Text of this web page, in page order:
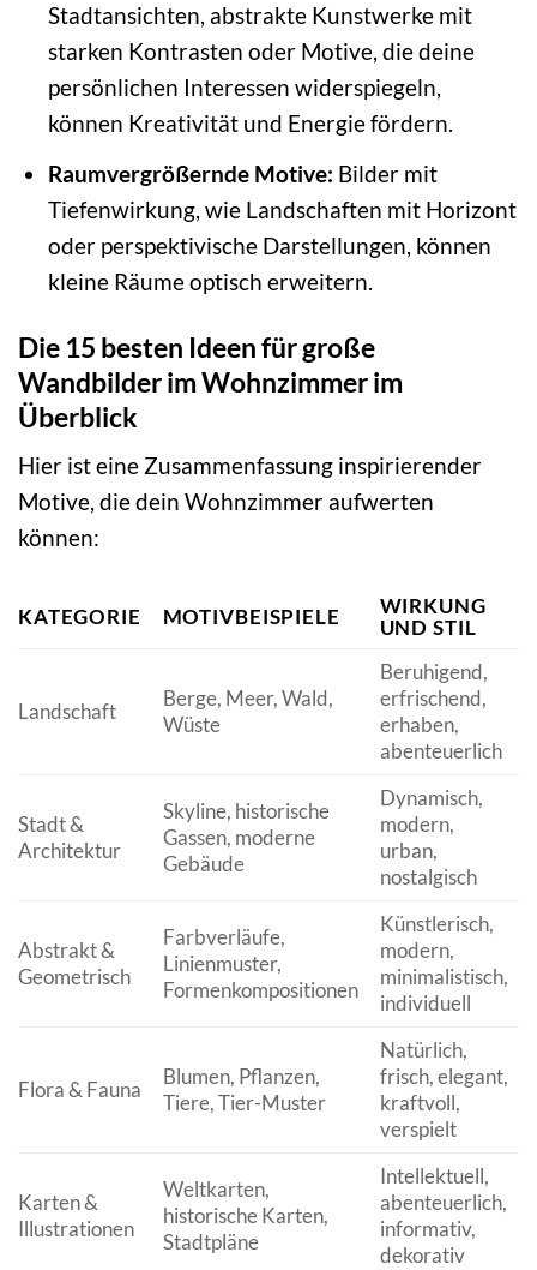
Stadtansichten, abstrakte Kunstwerke mit
starken Kontrasten oder Motive, die deine
persönlichen Interessen widerspiegeln,
können Kreativität und Energie fördern.
Raumvergrößernde Motive: Bilder mit
Tiefenwirkung, wie Landschaften mit Horizont
oder perspektivische Darstellungen, können
kleine Räume optisch erweitern.
Die 15 besten Ideen für große
Wandbilder im Wohnzimmer im
Überblick
Hier ist eine Zusammenfassung inspirierender
Motive, die dein Wohnzimmer aufwerten
können:
KATEGORIE MOTIVBEISPIELE
WIRKUNG
UND STIL
Landschaft
Berge, Meer, Wald,
Wüste
Beruhigend,
erfrischend,
erhaben,
abenteuerlich
Stadt &
Architektur
Skyline, historische
Gassen, moderne
Gebäude
Dynamisch,
modern,
urban,
nostalgisch
Abstrakt &
Geometrisch
Farbverläufe,
Linienmuster,
Formenkompositionen
Künstlerisch,
modern,
minimalistisch,
individuell
Flora & Fauna
Blumen, Pflanzen,
Tiere, Tier-Muster
Natürlich,
frisch, elegant,
kraftvoll,
verspielt
Karten &
Illustrationen
Weltkarten,
historische Karten,
Stadtpläne
Intellektuell,
abenteuerlich,
informativ,
dekorativ